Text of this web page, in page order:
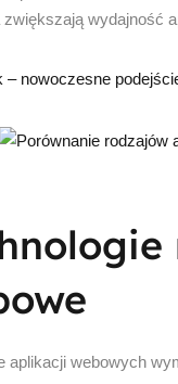
zwiększają wydajność
– nowoczesne
aplikacji webowych